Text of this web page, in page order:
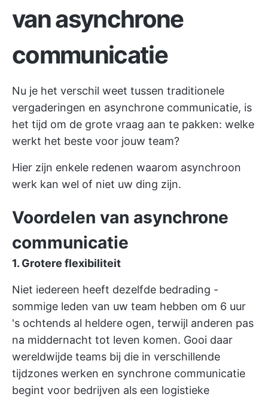
van asynchrone
communicatie
Nu je het verschil weet tussen traditionele
vergaderingen en asynchrone communicatie, is
het tijd om de grote vraag aan te pakken: welke
werkt het beste voor jouw team?
Hier zijn enkele redenen waarom asynchroon
werk kan wel of niet uw ding zijn.
Voordelen van asynchrone
communicatie
1. Grotere flexibiliteit
Niet iedereen heeft dezelfde bedrading -
sommige leden van uw team hebben om 6 uur
's ochtends al heldere ogen, terwijl anderen pas
na middernacht tot leven komen. Gooi daar
wereldwijde teams bij die in verschillende
tijdzones werken en synchrone communicatie
begint voor bedrijven als een logistieke